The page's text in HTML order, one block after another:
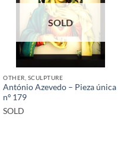
SOLD
OTHER, SCULPTURE
António Azevedo – Pieza única
nº 179
SOLD